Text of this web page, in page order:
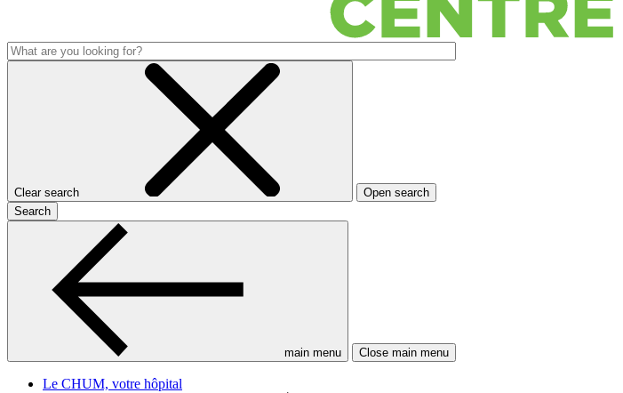
Clear search
Open search
Search
main menu Close main menu
Le CHUM, votre hôpital